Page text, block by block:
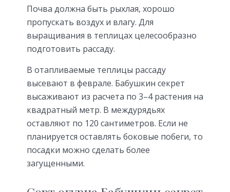
Почва должна быть рыхлая, хорошо
пропускать воздух и влагу. Для
выращивания в теплицах целесообразно
подготовить рассаду.
В отапливаемые теплицы рассаду
высевают в феврале. Бабушкин секрет
высаживают из расчета по 3–4 растения на
квадратный метр. В междурядьях
оставляют по 120 сантиметров. Если не
планируется оставлять боковые побеги, то
посадки можно сделать более
загущенными.